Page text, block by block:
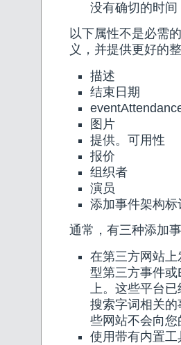
没有确切的时间
以下属性不是必需
义，并提供更好的
描述
结束日期
图片
提供。可用性
报价
组织者
演员
添加事件架构标
通常，有三种添加
在第三方网站
型第三方事件
上。这些平台
搜索字词相关
些网站不会向您
使用带有内置